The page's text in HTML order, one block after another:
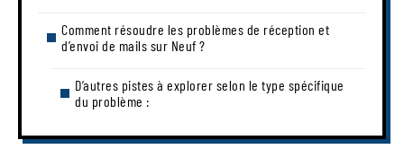
Comment résoudre les problèmes de réception et
d’envoi de mails sur Neuf ?
D’autres pistes à explorer selon le type spécifique
du problème :